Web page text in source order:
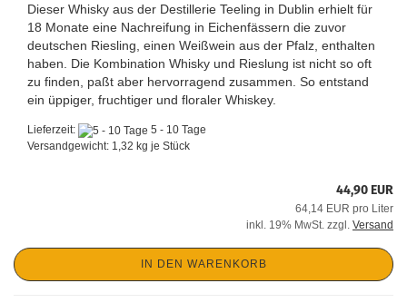
Dieser Whisky aus der Destillerie Teeling in Dublin erhielt für
18 Monate eine Nachreifung in Eichenfässern die zuvor
deutschen Riesling, einen Weißwein aus der Pfalz, enthalten
haben. Die Kombination Whisky und Rieslung ist nicht so oft
zu finden, paßt aber hervorragend zusammen. So entstand
ein üppiger, fruchtiger und floraler Whiskey.
Lieferzeit:
5 - 10 Tage
Versandgewicht: 1,32 kg je Stück
44,90 EUR
64,14 EUR pro Liter
inkl. 19% MwSt. zzgl. Versand
IN DEN WARENKORB